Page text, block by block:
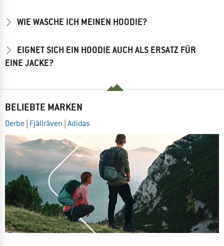
WIE WASCHE ICH MEINEN HOODIE?
EIGNET SICH EIN HOODIE AUCH ALS ERSATZ FÜR
EINE JACKE?
BELIEBTE MARKEN
Derbe Fjällräven Adidas